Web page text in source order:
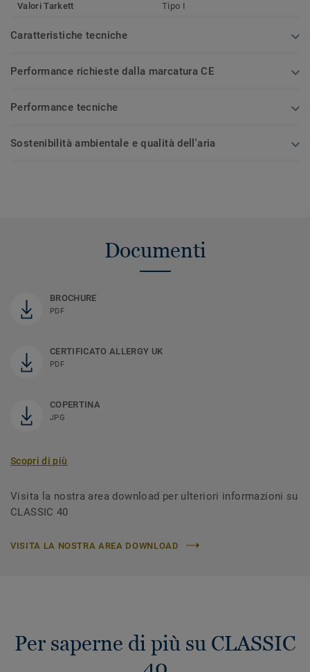
Valori Tarkett Tipo I
Caratteristiche tecniche
Performance richieste dalla marcatura CE
Performance tecniche
Sostenibilità ambientale e qualità dell'aria
Documenti
BROCHURE
PDF
CERTIFICATO ALLERGY UK
PDF
COPERTINA
JPG
Scopri di più
Visita la nostra area download per ulteriori informazioni su
CLASSIC 40
VISITA LA NOSTRA AREA DOWNLOAD
Per saperne di più su CLASSIC
40